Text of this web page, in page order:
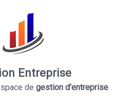
Entreprise
de gestion d'entreprise